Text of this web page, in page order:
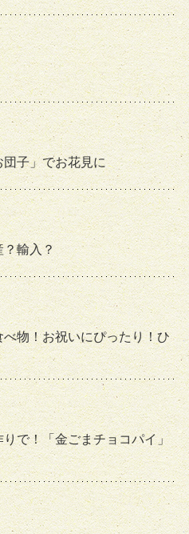
子」でお花見に
？輸入？
物！お祝いにぴったり！ひ
で！「金ごまチョコパイ」